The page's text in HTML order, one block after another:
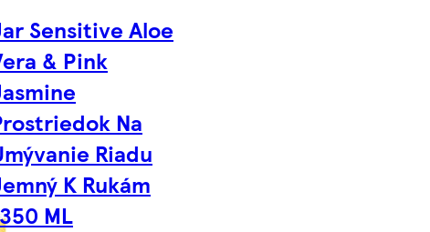
Sensitive Aloe
& Pink
Na
Riadu
K Rukám
ML